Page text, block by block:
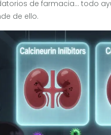
de farmacia... todo
de ello.